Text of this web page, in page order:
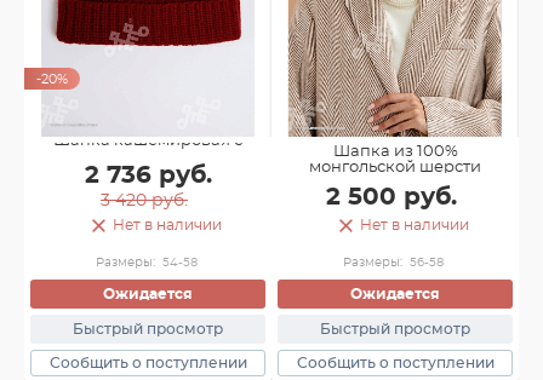
-20%
Шапка кашемировая с
подворотом
2 736 руб.
3 420 руб.
Размеры: 54-58
Ожидается
Быстрый просмотр
Сообщить о поступлении
Нет в наличии
Шапка из 100%
монгольской шерсти
2 500 руб.
Размеры: 56-58
Ожидается
Быстрый просмотр
Сообщить о поступлении
Нет в наличии